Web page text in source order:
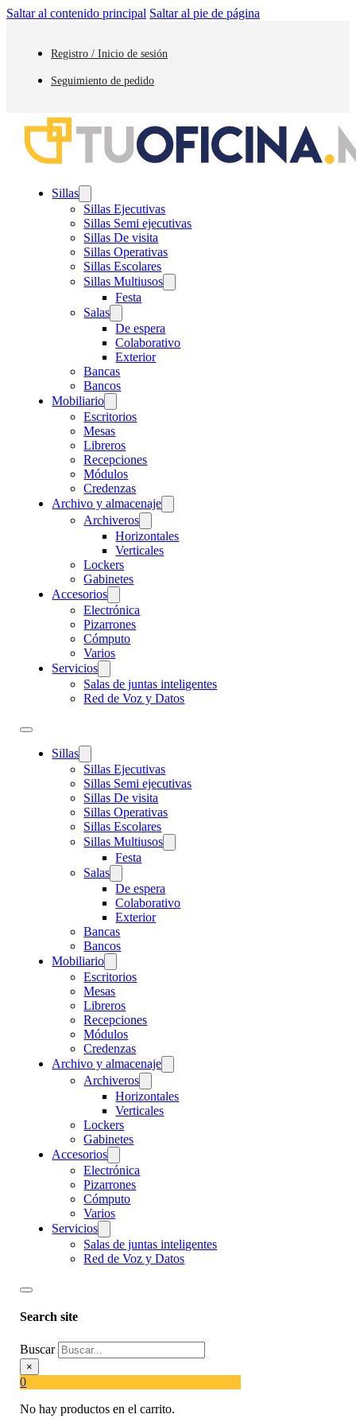
Saltar al contenido principal Saltar al pie de página
Registro / Inicio de sesión
Seguimiento de pedido
Sillas
Sillas Ejecutivas
Sillas Semi ejecutivas
Sillas De visita
Sillas Operativas
Sillas Escolares
Sillas Multiusos
Festa
Salas
De espera
Colaborativo
Exterior
Bancas
Bancos
Mobiliario
Escritorios
Mesas
Libreros
Recepciones
Módulos
Credenzas
Archivo y almacenaje
Archiveros
Horizontales
Verticales
Lockers
Gabinetes
Accesorios
Electrónica
Pizarrones
Cómputo
Varios
Servicios
Salas de juntas inteligentes
Red de Voz y Datos
Sillas
Sillas Ejecutivas
Sillas Semi ejecutivas
Sillas De visita
Sillas Operativas
Sillas Escolares
Sillas Multiusos
Festa
Salas
De espera
Colaborativo
Exterior
Bancas
Bancos
Mobiliario
Escritorios
Mesas
Libreros
Recepciones
Módulos
Credenzas
Archivo y almacenaje
Archiveros
Horizontales
Verticales
Lockers
Gabinetes
Accesorios
Electrónica
Pizarrones
Cómputo
Varios
Servicios
Salas de juntas inteligentes
Red de Voz y Datos
Search site
Buscar
×
0
No hay productos en el carrito.